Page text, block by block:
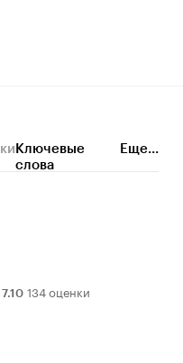
Ключевые
слова
Еще...
7.10 134 оценки